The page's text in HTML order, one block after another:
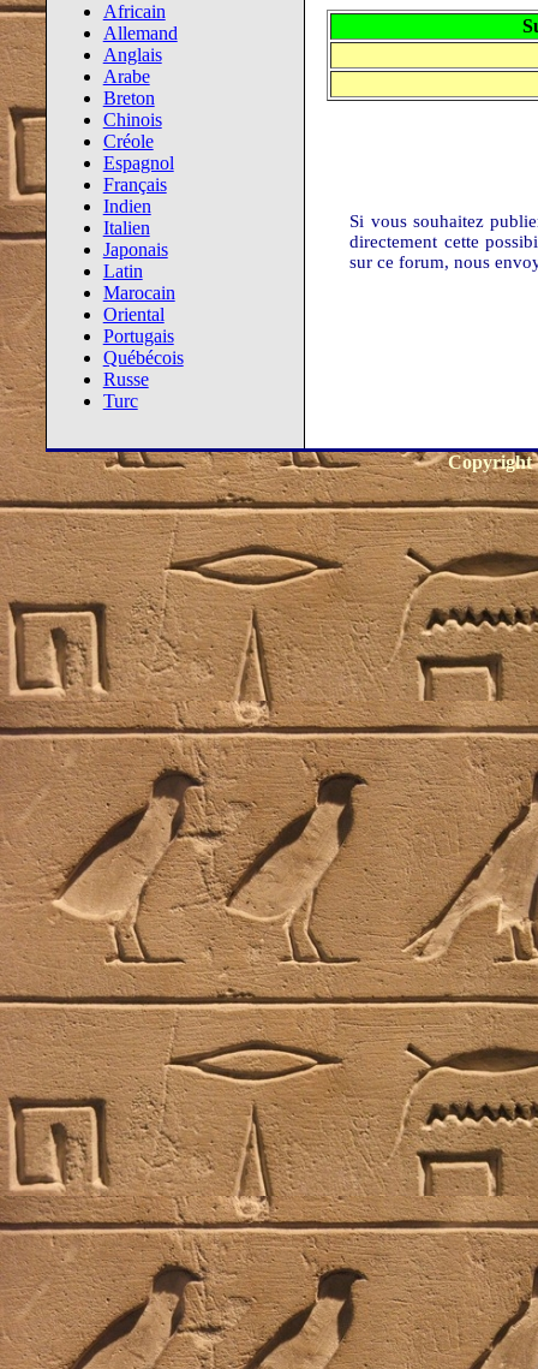
Africain
Allemand
Anglais
Arabe
Breton
Chinois
Créole
Espagnol
Français
Indien
Italien
Japonais
Latin
Marocain
Oriental
Portugais
Québécois
Russe
Turc
Si vous souhaitez
directement cette
sur ce forum, nous
Copyright